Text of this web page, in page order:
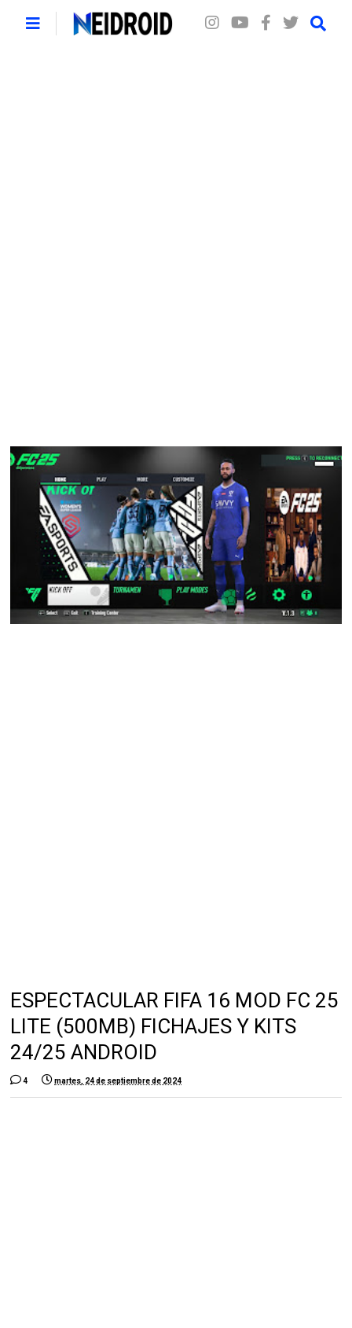
ESPECTACULAR FIFA 16 MOD FC 25
LITE (500MB) FICHAJES Y KITS
24/25 ANDROID
4 martes, 24 de septiembre de 2024